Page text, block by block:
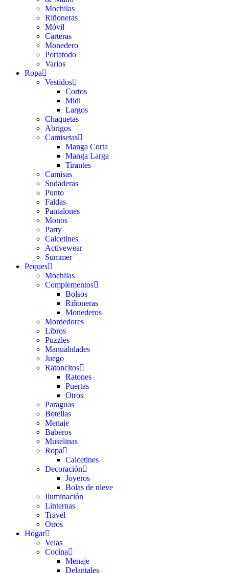
Mochilas
Riñoneras
Móvil
Carteras
Monedero
Portatodo
Varios
Ropa
Vestidos
Cortos
Midi
Largos
Chaquetas
Abrigos
Camisetas
Manga Corta
Manga Larga
Tirantes
Camisas
Sudaderas
Punto
Faldas
Pantalones
Monos
Party
Calcetines
Activewear
Summer
Peques
Mochilas
Complementos
Bolsos
Riñoneras
Monederos
Mordedores
Libros
Puzzles
Manualidades
Juego
Ratoncitos
Ratones
Puertas
Otros
Paraguas
Botellas
Menaje
Baberos
Muselinas
Ropa
Calcetines
Decoración
Joyeros
Bolas de nieve
Iluminación
Linternas
Travel
Otros
Hogar
Velas
Cocina
Menaje
Delantales